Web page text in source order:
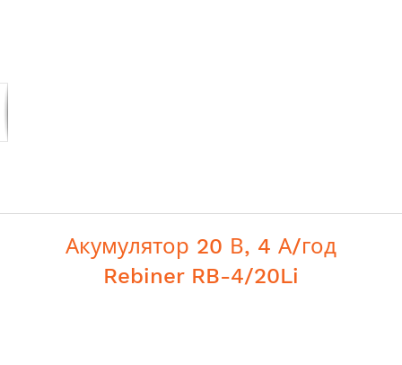
Акумулятор 20 В, 4 А/год
Rebiner RB-4/20Li